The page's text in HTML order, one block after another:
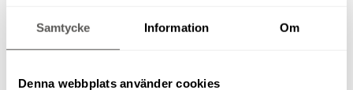
Samtycke Information Om
Denna webbplats använder cookies